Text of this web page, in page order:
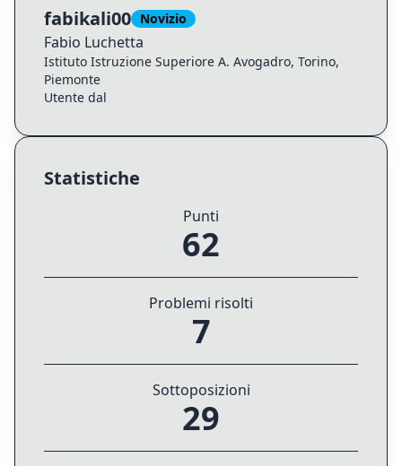
fabikali00 Novizio
Fabio Luchetta
Istituto Istruzione Superiore A. Avogadro, Torino,
Piemonte
Utente dal
Statistiche
Punti
62
Problemi risolti
7
Sottoposizioni
29